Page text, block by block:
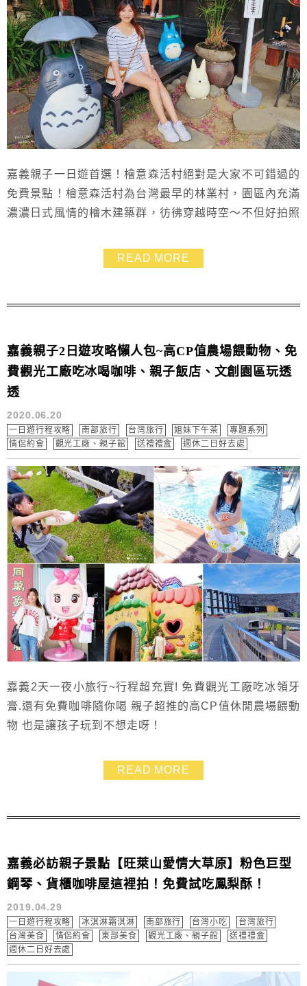
嘉義親子一日遊首選！檜意森活村絕對是大家不可錯過的
免費景點！檜意森活村為台灣最早的林業村，園區內充滿
濃濃日式風情的檜木建築群，彷彿穿越時空～不但好拍照
能穿和服拍美照！準備到嘉義旅遊嗎？檜意森活村是個很
適合親子同遊、情侶約會的行程景點哦～
READ MORE
嘉義親子2日遊攻略懶人包~高CP值農場餵動物、免
費觀光工廠吃冰喝咖啡、親子飯店、文創園區玩透
透
2020.06.20
一日遊行程攻略 南部旅行 台灣旅行 姐妹下午茶
專題系列
情侶約會
觀光工廠、親子館 送禮禮盒 週休二日好去處
嘉義2天一夜小旅行~行程超充實! 免費觀光工廠吃冰領牙
膏.還有免費咖啡隨你喝 親子超推的高CP值休閒農場餵動
物 也是讓孩子玩到不想走呀！
READ MORE
嘉義必訪親子景點【旺萊山愛情大草原】粉色巨型
鋼琴、貨櫃咖啡屋這裡拍！免費試吃鳳梨酥！
2019.04.29
一日遊行程攻略 冰淇淋霜淇淋 南部旅行 台灣小吃
台灣旅行
台灣美食
情侶約會 東部美食 觀光工廠、親子館
送禮禮盒
週休二日好去處